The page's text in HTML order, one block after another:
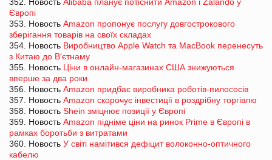
Європі
353. Новость Amazon пропонує послугу довгострокового
зберігання товарів на своїх складах
354. Новость Виробництво Apple Watch та MacBook перенесуть
з Китаю до В'єтнаму
355. Новость Ціни в онлайн-магазинах США знижуються
вперше за два роки
356. Новость Amazon придбає виробника роботів-пилососів
357. Новость Amazon скорочує інвестиції в роздрібну торгівлю
358. Новость Shein зміцнює позиції у Європі
359. Новость Amazon підніме ціни на ринок Prime в Європі в
рамках боротьби з витратами
360. Новость У світі намітився дефіцит волоконно-оптичного
кабелю